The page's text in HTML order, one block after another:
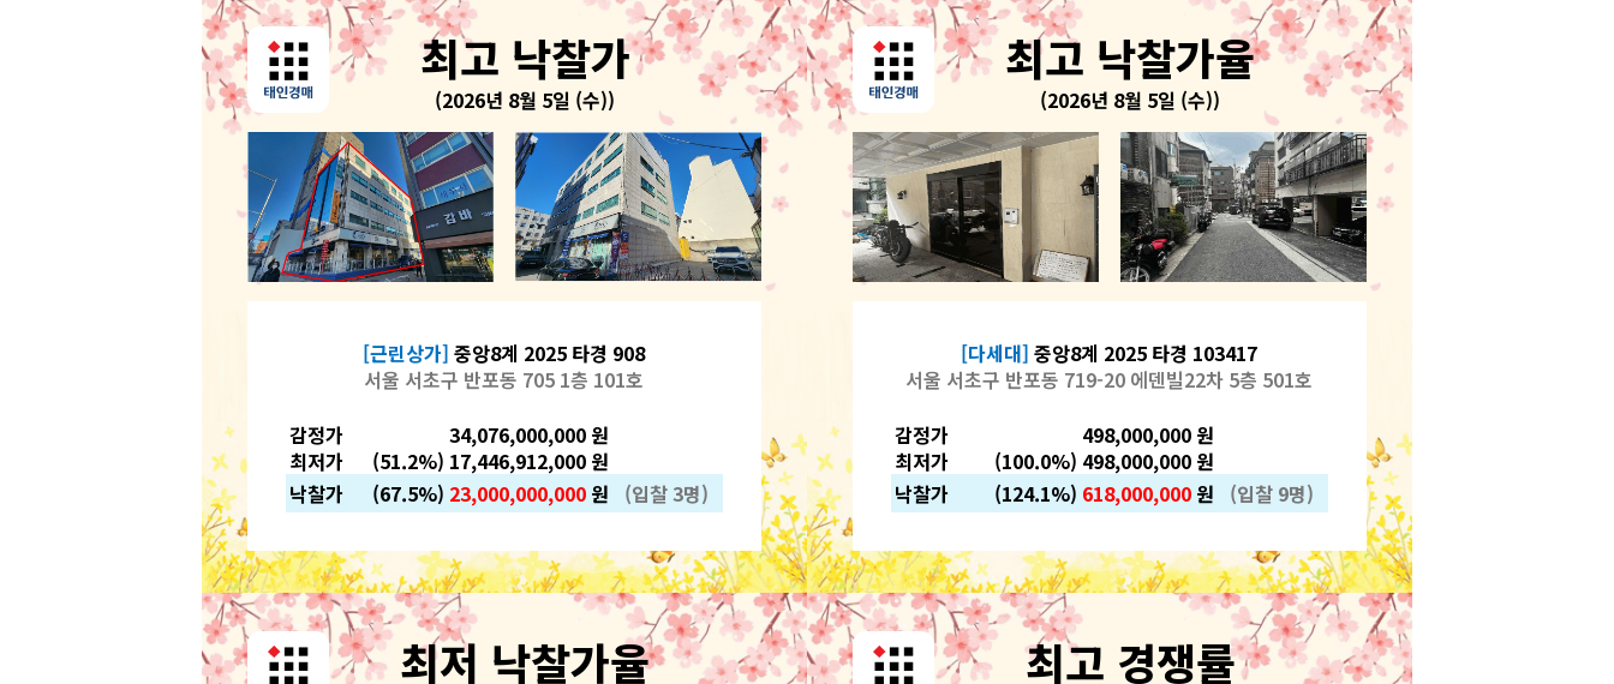
최고 낙찰가
(2026년 8월 5일 (수))
[근린상가] 중앙8계 2025 타경 908
서울 서초구 반포동 705 1층 101호
감정가
34,076,000,000 원
최저가
(51.2%) 17,446,912,000 원
낙찰가
(67.5%) 23,000,000,000 원 (입찰 3명)
최고 낙찰가율
(2026년 8월 5일 (수))
[다세대] 중앙8계 2025 타경 103417
서울 서초구 반포동 719-20 에덴빌22차 5층 501호
감정가
498,000,000 원
최저가
(100.0%) 498,000,000 원
낙찰가
(124.1%) 618,000,000 원 (입찰 9명)
최저 낙찰가율 최고 경쟁률